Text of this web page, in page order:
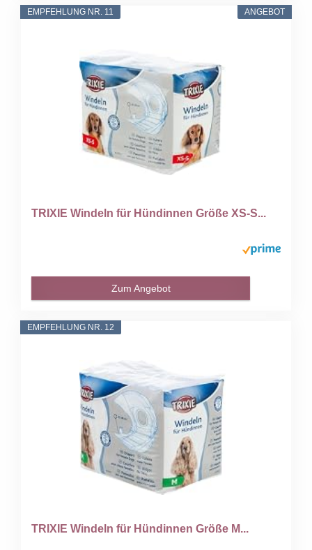
ANGEBOT
EMPFEHLUNG NR. 11
TRIXIE Windeln für Hündinnen Größe XS-S...
Zum Angebot
EMPFEHLUNG NR. 12
TRIXIE Windeln für Hündinnen Größe M...